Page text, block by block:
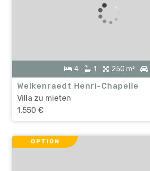
4 1 250 m²
Welkenraedt Henri-Chapelle
Villa zu mieten
1.550 €
OPTION